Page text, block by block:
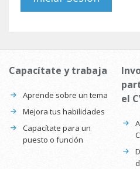
Capacítate y trabaja
Aprende sobre un tema
Mejora tus habilidades
Capacítate para un
puesto o función
el